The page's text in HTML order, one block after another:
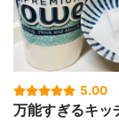
5.00
万能すぎるキッ